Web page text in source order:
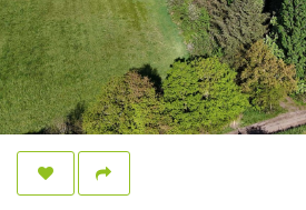
Événements
Manger
Boire
Dormir